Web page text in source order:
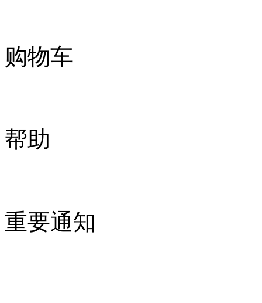
购物车
帮助
重要通知